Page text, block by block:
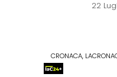
22
CRONACA,